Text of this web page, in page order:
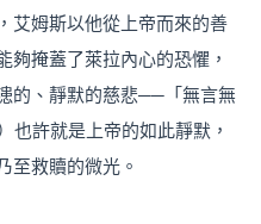
艾姆斯以他從上帝而來的善
夠掩蓋了萊拉內心的恐懼，
的、靜默的慈悲──「無言無
也許就是上帝的如此靜默，
至救贖的微光。